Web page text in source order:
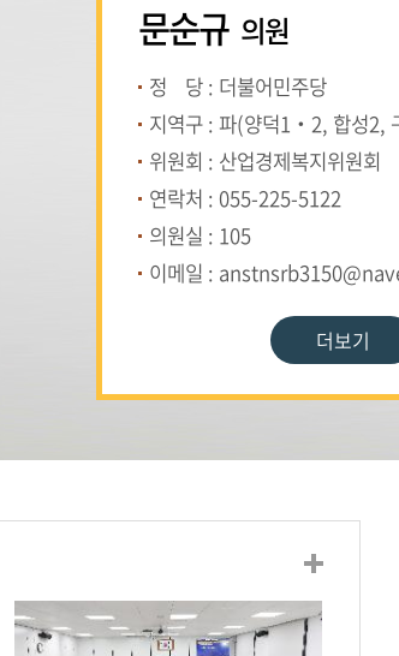
문순규 의원
정 당 : 더불어민주당
지역구 : 파(양덕1‧2, 합성2,
위원회 : 산업경제복지위원회
연락처 : 055-225-5122
의원실 : 105
이메일 :
더보기